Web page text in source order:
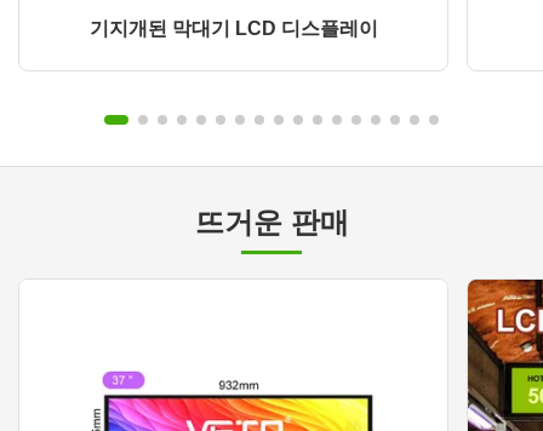
기지개된 막대기 LCD 디스플레이
뜨거운 판매